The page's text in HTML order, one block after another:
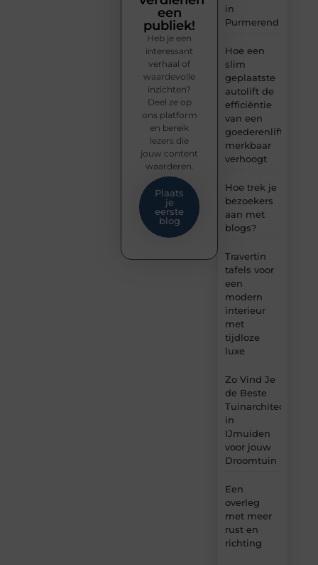
in
Purmerend
Hoe een
slim
geplaatste
autolift de
efficiëntie
van een
goederenlift
merkbaar
verhoogt
Hoe trek je
bezoekers
aan met
blogs?
Travertin
tafels voor
een
modern
interieur
met
tijdloze
luxe
Zo Vind Je
de Beste
Tuinarchitect
in
IJmuiden
voor jouw
Droomtuin
Een
overleg
met meer
rust en
richting
een
publiek!
Heb je een
interessant
verhaal of
waardevolle
inzichten?
Deel ze op
ons platform
en bereik
lezers die
jouw content
waarderen.
Plaats
je
eerste
blog